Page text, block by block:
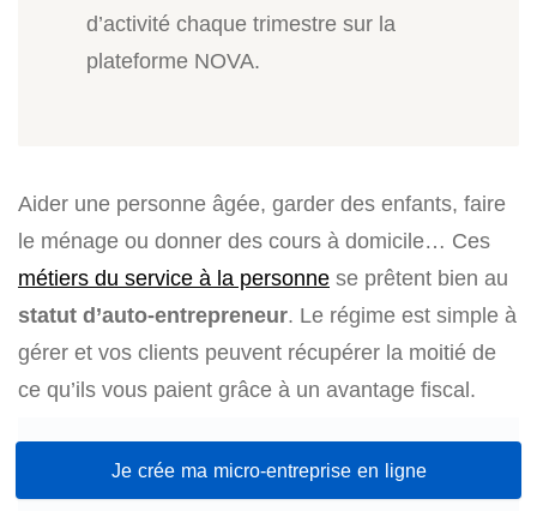
d’activité chaque trimestre sur la
plateforme NOVA.
Aider une personne âgée, garder des enfants, faire
le ménage ou donner des cours à domicile… Ces
métiers du service à la personne se prêtent bien au
statut d’auto-entrepreneur. Le régime est simple à
gérer et vos clients peuvent récupérer la moitié de
ce qu’ils vous paient grâce à un avantage fiscal.
Je crée ma micro-entreprise en ligne